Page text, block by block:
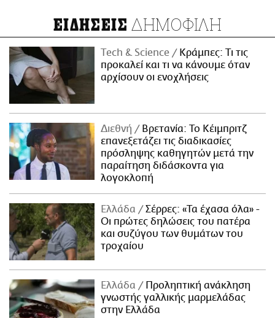
ΕΙΔΗΣΕΙΣ ΔΗΜΟΦΙΛΗ
Τech & Science
Κράμπες: Τι τις
προκαλεί και τι να κάνουμε όταν
αρχίσουν οι ενοχλήσεις
Διεθνή
Βρετανία: Το Κέιμπριτζ
επανεξετάζει τις διαδικασίες
πρόσληψης καθηγητών μετά την
παραίτηση διδάσκοντα για
λογοκλοπή
Ελλάδα
Σέρρες: «Τα έχασα όλα» -
Οι πρώτες δηλώσεις του πατέρα
και συζύγου των θυμάτων του
τροχαίου
Ελλάδα
Προληπτική ανάκληση
γνωστής γαλλικής μαρμελάδας
στην Ελλάδα